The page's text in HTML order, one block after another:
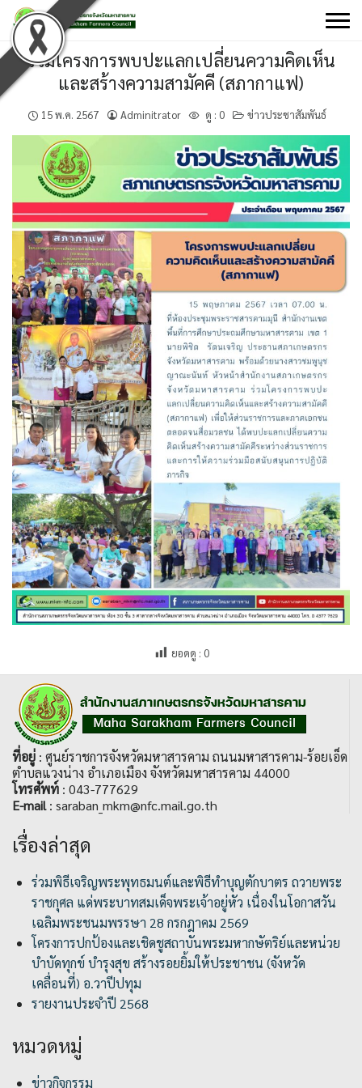
Skip
to
contentร่วมโครงการพบปะแลกเปลี่ยนความคิดเห็น
และสร้างความสามัคคี (สภากาแฟ)
15 พ.ค. 2567 Adminitrator ดู : 0 ข่าวประชาสัมพันธ์
ยอดดู : 0
ที่อยู่ : ศูนย์ราชการจังหวัดมหาสารคาม ถนนมหาสารคาม-ร้อยเอ็ด
ตำบลแวงน่าง อำเภอเมือง จังหวัดมหาสารคาม 44000
โทรศัพท์ : 043-777629
E-mail: saraban_mkm@nfc.mail.go.th
เรื่องล่าสุด
ร่วมพิธีเจริญพระพุทธมนต์และพิธีทำบุญตักบาตร ถวายพระ
ราชกุศล แด่พระบาทสมเด็จพระเจ้าอยู่หัว เนื่องในโอกาสวัน
เฉลิมพระชนมพรรษา 28 กรกฎาคม 2569
โครงการปกป้องและเชิดชูสถาบันพระมหากษัตริย์และหน่วย
บำบัดทุกข์ บำรุงสุข สร้างรอยยิ้มให้ประชาชน (จังหวัด
เคลื่อนที่) อ.วาปีปทุม
รายงานประจำปี 2568
หมวดหมู่
ข่าวกิจกรรม